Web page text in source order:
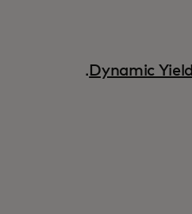
Dynamic Yield
.